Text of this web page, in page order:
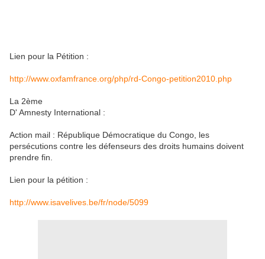
Lien pour la Pétition :
http://www.oxfamfrance.org/php/rd-Congo-petition2010.php
La 2ème
D' Amnesty International :
Action mail : République Démocratique du Congo, les
persécutions contre les défenseurs des droits humains doivent
prendre fin.
Lien pour la pétition :
http://www.isavelives.be/fr/node/5099